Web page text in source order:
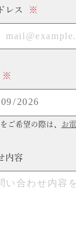
レス
ご希望の際は、 お
内容